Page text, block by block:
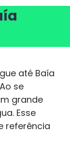
até Baía
se
grande
Esse
referência